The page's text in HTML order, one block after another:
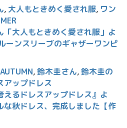
, 大人もときめく愛され服, ワン
「大人もときめく愛され服」よ
ーンスリーブのギャザーワンピ
AUTUMN,鈴木圭さん,鈴木圭の
アップドレス
えるドレスアップドレス』よ
な秋ドレス、完成しました【作